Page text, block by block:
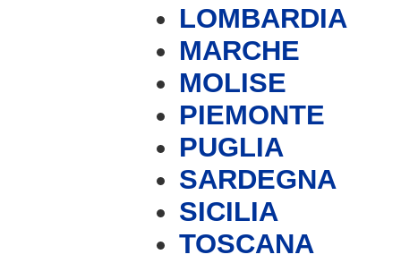
LOMBARDIA
MARCHE
MOLISE
PIEMONTE
PUGLIA
SARDEGNA
SICILIA
TOSCANA